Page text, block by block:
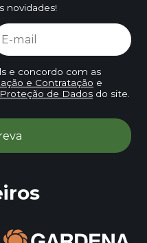
novidades!
e concordo com as
e Contratação e
de Dadosdo site.